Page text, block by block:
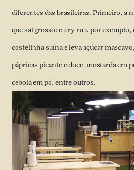
diferentes das brasileiras. Primeiro, a
que sal grosso: o dry rub, por exemplo,
costelinha suína e leva açúcar
pápricas picante e doce, mostarda em
cebola em pó, entre outros.